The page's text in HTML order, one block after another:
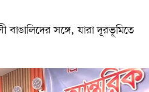
বাঙালিদের সঙ্গে, যারা দূরভূমিতে